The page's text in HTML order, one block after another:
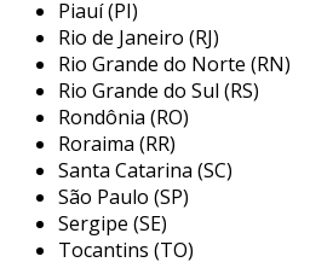
Piauí (PI)
Rio de Janeiro (RJ)
Rio Grande do Norte (RN)
Rio Grande do Sul (RS)
Rondônia (RO)
Roraima (RR)
Santa Catarina (SC)
São Paulo (SP)
Sergipe (SE)
Tocantins (TO)